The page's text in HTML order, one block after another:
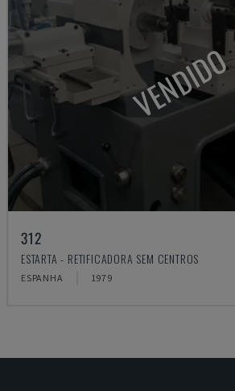
VENDIDO
312
ESTARTA - RETIFICADORA SEM CENTROS
ESPANHA 1979